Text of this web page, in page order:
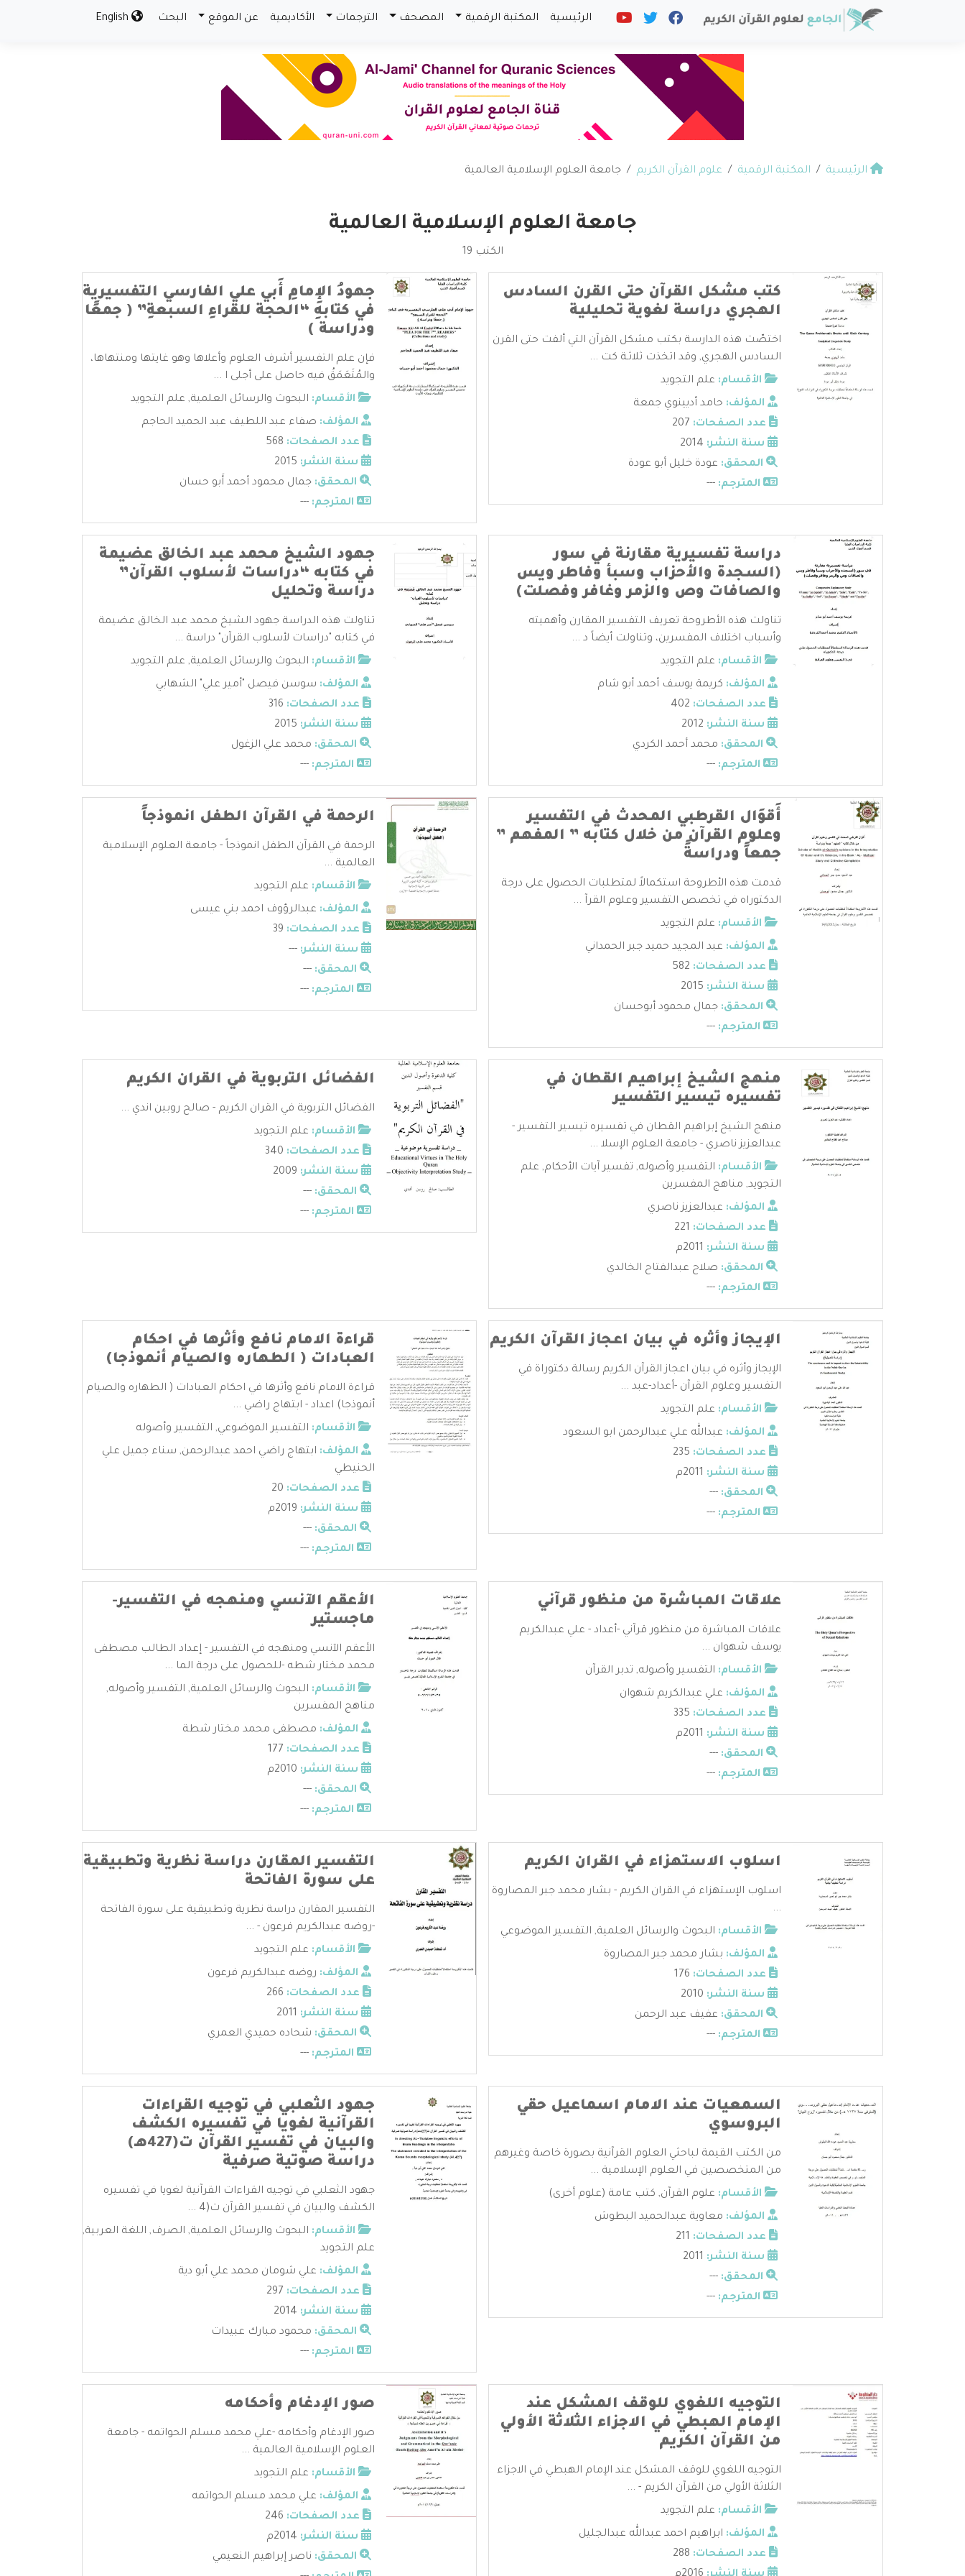
الرئيسية المكتبة الرقمية المصحف الترجمات الأكاديمية عن الموقع البحث
الرئيسية المكتبة الرقمية علوم القرآن الكريم جامعة العلوم الإسلامية العالمية
جامعة العلوم الإسلامية العالمية
الكتب 19
كتب مشكل القرآن حتى القرن السادس
الهجري دراسة لغوية تحليلية
اختصّت هذه الدارسة بكتب مشكل القرآن التي ألفت حتى القرن
السادس الهجري, وقد اتخذت ثلاثـة كت ...
الأقسام: علم التجويد
المؤلف: حامد أديينوي جمعة
عدد الصفحات:
سنة النشر:
المحقق: عودة خليل أبو عودة
المترجم: ---
جهودُ الإِمامِ أَبي علي الفارسي التفسيرية
في كتابهِ “الحجة للقراءِ السبعةِ” ( جمعًا
ودراسة )
فإن علم التفسير أشرف العلوم وأعلاها وهو غايتها ومنتهاها،
والمُتَعَمَقُ فيه حاصل على أجلى ا ...
الأقسام: البحوث والرسائل العلمية, علم التجويد
المؤلف: صفاء عبد اللطيف عبد الحميد الحاجم
عدد الصفحات:
سنة النشر:
المحقق: جمال محمود أحمد أَبو حسان
المترجم: ---
دراسة تفسيرية مقارنة في سور
(السجدة والأحزاب وسبأ وفاطر ويس
والصافات وص والزمر وغافر وفصلت)
تناولت هذه الأطروحة تعريف التفسير المقارن وأهميته
وأسباب اختلاف المفسرين، وتناولت أيضاً د ...
الأقسام: علم التجويد
المؤلف: كريمة يوسف أحمد أبو شام
عدد الصفحات:
سنة النشر:
المحقق: محمد أحمد الكردي
المترجم: ---
جهود الشيخ محمد عبد الخالق عضيمة
في كتابه “دراسات لأسلوب القرآن”
دراسة وتحليل
تناولت هذه الدراسة جهود الشيخ محمد عبد الخالق عضيمة
في كتابه "دراسات لأسلوب القرآن" دراسة ...
الأقسام: البحوث والرسائل العلمية, علم التجويد
المؤلف: سوسن فيصل "أمير علي" الشهابي
عدد الصفحات:
سنة النشر:
المحقق: محمد علي الزغول
المترجم: ---
أَقوَال القرطبي المحدث في التفسير
وعلوم القرآن من خلال كتابه ” المفهم ”
جمعاً ودراسةً
قدمت هذه الأطروحة استكمالاً لمتطلبات الحصول على درجة
الدكتوراه في تخصص التفسير وعلوم القرآ ...
الأقسام: علم التجويد
المؤلف: عبد المجيد حميد جبر الحمداني
عدد الصفحات:
سنة النشر:
المحقق: جمال محمود أبوحسان
المترجم: ---
الرحمة في القرآن الطفل انموذجاً
الرحمة في القرآن الطفل انموذجاً - جامعة العلوم الإسلامية
العالمية ...
الأقسام: علم التجويد
المؤلف: عبدالرؤوف احمد بني عيسى
عدد الصفحات:
سنة النشر: ---
المحقق: ---
المترجم: ---
منهج الشيخ إبراهيم القطان في
تفسيره تيسير التفسير
منهج الشيخ إبراهيم القطان في تفسيره تيسير التفسير -
عبدالعزيز ناصري - جامعة العلوم الإسلا ...
الأقسام: التفسير وأصوله, تفسير آيات الأحكام, علم
التجويد, مناهج المفسرين
المؤلف: عبدالعزيز ناصري
عدد الصفحات:
سنة النشر:
المحقق: صلاح عبدالفتاح الخالدي
المترجم: ---
الفضائل التربوية في القران الكريم
الفضائل التربوية في القران الكريم - صالح روبين اندي ...
الأقسام: علم التجويد
عدد الصفحات:
سنة النشر:
المحقق: ---
المترجم: ---
الإيجاز وأثره في بيان اعجاز القرآن الكريم
الإيجاز وأثره في بيان اعجاز القرآن الكريم رسالة دكتوراة في
التفسير وعلوم القرآن -أعداد-عبد ...
الأقسام: علم التجويد
المؤلف: عبدالله علي عبدالرحمن ابو السعود
عدد الصفحات:
سنة النشر:
المحقق: ---
المترجم: ---
قراءة الامام نافع وأثرها في احكام
العبادات ( الطهاره والصيام أنموذجا)
قراءة الامام نافع وأثرها في احكام العبادات ( الطهاره والصيام
أنموذجا) اعداد - ابتهاج راضي ...
الأقسام: التفسير الموضوعي, التفسير وأصوله
المؤلف: ابتهاج راضي احمد عبدالرحمن, سناء جميل علي
الحنيطي
عدد الصفحات:
سنة النشر:
المحقق: ---
المترجم: ---
علاقات المباشرة من منظور قرآني
علاقات المباشرة من منظور قرآني -أعداد - علي عبدالكريم
يوسف شهوان ...
الأقسام: التفسير وأصوله, تدبر القرآن
المؤلف: علي عبدالكريم شهوان
عدد الصفحات:
سنة النشر:
المحقق: ---
المترجم: ---
الأعقم الآنسي ومنهجه في التفسير-
ماجستير
الأعقم الآنسي ومنهجه في التفسير - إعداد الطالب مصطفى
محمد مختار شطه -للحصول على درجة الما ...
الأقسام: البحوث والرسائل العلمية, التفسير وأصوله,
مناهج المفسرين
المؤلف: مصطفى محمد مختار شطة
عدد الصفحات:
سنة النشر:
المحقق: ---
المترجم: ---
اسلوب الاستهزاء في القران الكريم
اسلوب الإستهزاء في القران الكريم - بشار محمد جبر المصاروة
...
الأقسام: البحوث والرسائل العلمية, التفسير الموضوعي
المؤلف: بشار محمد جبر المصاروة
عدد الصفحات:
سنة النشر:
المحقق: عفيف عبد الرحمن
المترجم: ---
التفسير المقارن دراسة نظرية وتطبيقية
على سورة الفاتحة
التفسير المقارن دراسة نظرية وتطبيقية على سورة الفاتحة
-روضه عبدالكريم فرعون - ...
الأقسام: علم التجويد
المؤلف: روضه عبدالكريم فرعون
عدد الصفحات:
سنة النشر:
المحقق: شحاده حميدي العمري
المترجم: ---
السمعيات عند الامام اسماعيل حقي
البروسوي
من الكتب القيمة لباحثي العلوم القرآنية بصورة خاصة وغيرهم
من المتخصصين في العلوم الإسلامية ...
الأقسام: علوم القرآن, كتب عامة (علوم أخرى)
المؤلف: معاوية عبدالحميد البطوش
عدد الصفحات:
سنة النشر:
المحقق: ---
المترجم: ---
جهود الثعلبي في توجيه القراءات
القرآنية لغويا في تفسيره الكشف
والبيان في تفسير القرآن ت(427هـ)
دراسة صوتية صرفية
جهود الثعلبي في توجيه القراءات القرآنية لغويا في تفسيره
الكشف والبيان في تفسير القرآن ت(4 ...
الأقسام: البحوث والرسائل العلمية, الصرف, اللغة العربية,
علم التجويد
المؤلف: علي شومان محمد علي أبو دية
عدد الصفحات:
سنة النشر:
المحقق: محمود مبارك عبيدات
المترجم: ---
التوجيه اللغوي للوقف المشكل عند
الإمام الهبطي في الاجزاء الثلاثة الأولي
من القرآن الكريم
التوجيه اللغوي للوقف المشكل عند الإمام الهبطي في الاجزاء
الثلاثة الأولي من القرآن الكريم - ...
الأقسام: علم التجويد
المؤلف: ابراهيم احمد عبدالله عبدالجليل
عدد الصفحات:
صور الإدغام وأحكامه
صور الإدغام وأحكامه -علي محمد مسلم الحواتمه - جامعة
العلوم الإسلامية العالمية ...
الأقسام: علم التجويد
المؤلف: علي محمد مسلم الحواتمه
عدد الصفحات:
سنة النشر:
المحقق: ناصر إبراهيم النعيمي